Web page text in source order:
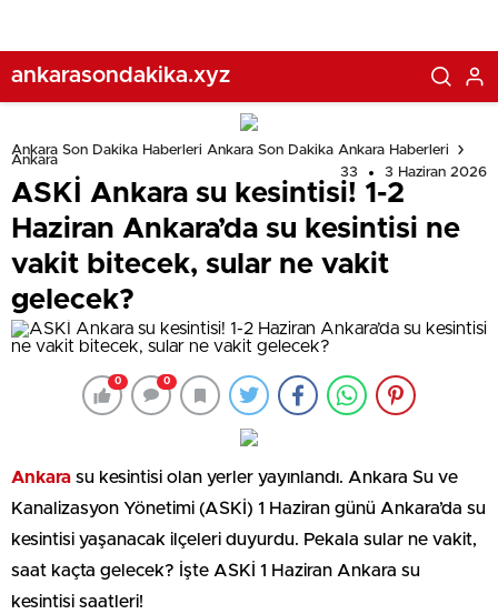
ankarasondakika.xyz
Ankara Son Dakika Haberleri Ankara Son Dakika Ankara Haberleri
Ankara
33
3 Haziran 2026
ASKİ Ankara su kesintisi! 1-2
Haziran Ankara’da su kesintisi ne
vakit bitecek, sular ne vakit
gelecek?
0 0
Ankara su kesintisi olan yerler yayınlandı. Ankara Su ve
Kanalizasyon Yönetimi (ASKİ) 1 Haziran günü Ankara’da su
kesintisi yaşanacak ilçeleri duyurdu. Pekala sular ne vakit,
saat kaçta gelecek? İşte ASKİ 1 Haziran Ankara su
kesintisi saatleri!